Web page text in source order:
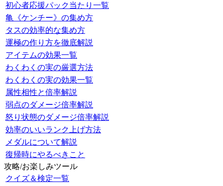
初心者応援パック当たり一覧
亀《ケンチー》の集め方
タスの効率的な集め方
運極の作り方を徹底解説
アイテムの効果一覧
わくわくの実の厳選方法
わくわくの実の効果一覧
属性相性と倍率解説
弱点のダメージ倍率解説
怒り状態のダメージ倍率解説
効率のいいランク上げ方法
メダルについて解説
復帰時にやるべきこと
攻略/お楽しみツール
クイズ＆検定一覧